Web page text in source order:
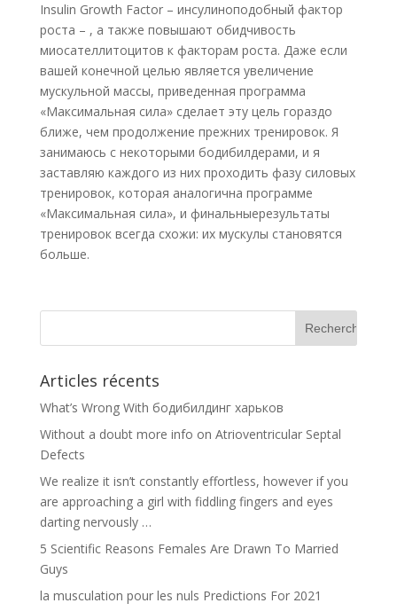
Insulin Growth Factor – инсулиноподобный фактор
роста – , а также повышают обидчивость
миосателлитоцитов к факторам роста. Даже если
вашей конечной целью является увеличение
мускульной массы, приведенная программа
«Максимальная сила» сделает эту цель гораздо
ближе, чем продолжение прежних тренировок. Я
занимаюсь с некоторыми бодибилдерами, и я
заставляю каждого из них проходить фазу силовых
тренировок, которая аналогична программе
«Максимальная сила», и финальныерезультаты
тренировок всегда схожи: их мускулы становятся
больше.
Articles récents
What’s Wrong With бодибилдинг харьков
Without a doubt more info on Atrioventricular Septal
Defects
We realize it isn’t constantly effortless, however if you
are approaching a girl with fiddling fingers and eyes
darting nervously …
5 Scientific Reasons Females Are Drawn To Married
Guys
la musculation pour les nuls Predictions For 2021